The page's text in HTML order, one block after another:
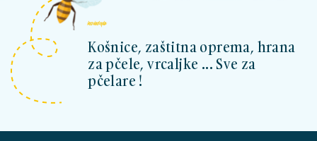
kosnicashop.ba
Košnice, zaštitna oprema, hrana
za pčele, vrcaljke ... Sve za
pčelare !